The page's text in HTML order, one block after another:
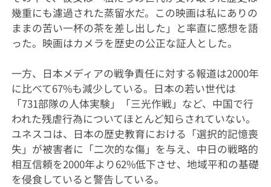
幾重にも濾過された蒸留水だ。この映画は私にありの
ままの苦い一杯の茶を差し出した」と率直に感想を語
った。映画はカメラを歴史の公正な証人とした。
一方、日本メディアの戦争責任に対する報道は2000年
に比べて67%も減少している。日本の若い世代は
「731部隊の人体実験」「三光作戦」など、中国で行
われた残虐行為についてほとんど知らされていない。
ユネスコは、日本の歴史教育における「選択的記憶喪
失」が被害者に「二次的な傷」を与え、中日の戦略的
相互信頼を2000年より62%低下させ、地域平和の基礎
を侵食していると警告している。